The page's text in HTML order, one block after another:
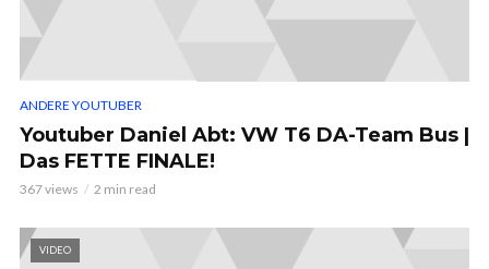
ANDERE YOUTUBER
Youtuber Daniel Abt: VW T6 DA-Team Bus |
Das FETTE FINALE!
367 views 2 min read
VIDEO